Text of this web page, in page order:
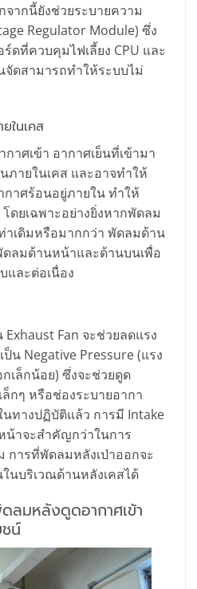
ากนี้ยังช่วยระบายความ
Regulator Module) ซึ่ง
ดที่ควบคุมไฟเลี้ยง CPU และ
จัดสามารถทำให้ระบบไม่
ในเคส
าศเข้า อากาศเย็นที่เข้ามา
ภายในเคส และอาจทำให้
กาศร้อนอยู่ภายใน ทำให้
ยเฉพาะอย่างยิ่งหากพัดลม
าเดิมหรือมากกว่า พัดลมด้าน
ลมด้านหน้าและด้านบนเพื่อ
และต่อเนื่อง
Fan จะช่วยลดแรง
น Negative Pressure (แรง
เล็กน้อย) ซึ่งจะช่วยดูด
กๆ หรือช่องระบายอากา
นทางปฏิบัติแล้ว การมี Intake
น้าจะสำคัญกว่าในการ
การที่พัดลมหลังเป่าออกจะ
นบริเวณด้านหลังเคสได้
มหลังดูดอากาศเข้า
น์